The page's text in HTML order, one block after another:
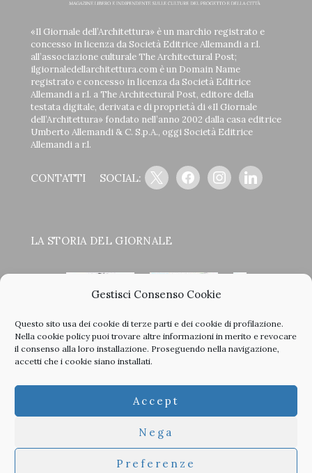
Gestisci Consenso Cookie
Questo sito usa dei cookie di terze parti e dei cookie di profilazione.
Nella cookie policypuoi trovare altre informazioni in merito e revocare
il consenso alla loro installazione. Proseguendo nella navigazione,
accetti che i cookie siano installati.
Accept
Nega
Preferenze
«Il Giornale dell’Architettura» è un marchio registrato e
concesso in licenza da Società Editrice Allemandi a r.l.
all’associazione culturale The Architectural Post;
ilgiornaledellarchitettura.com è un Domain Name
registrato e concesso in licenza da Società Editrice
Allemandi a r.l. a The Architectural Post, editore della
testata digitale, derivata e di proprietà di «Il Giornale
dell’Architettura» fondato nell’anno 2002 dalla casa editrice
Umberto Allemandi & C. S.p.A., oggi Società Editrice
Allemandi a r.l.
CONTATTI SOCIAL:
x facebookinstagramlinkedin
LA STORIA DEL GIORNALE
< >
tutti i nostri vecchi numeri in PDF.
© 2026 TheArchitecturalPost -Privacy -